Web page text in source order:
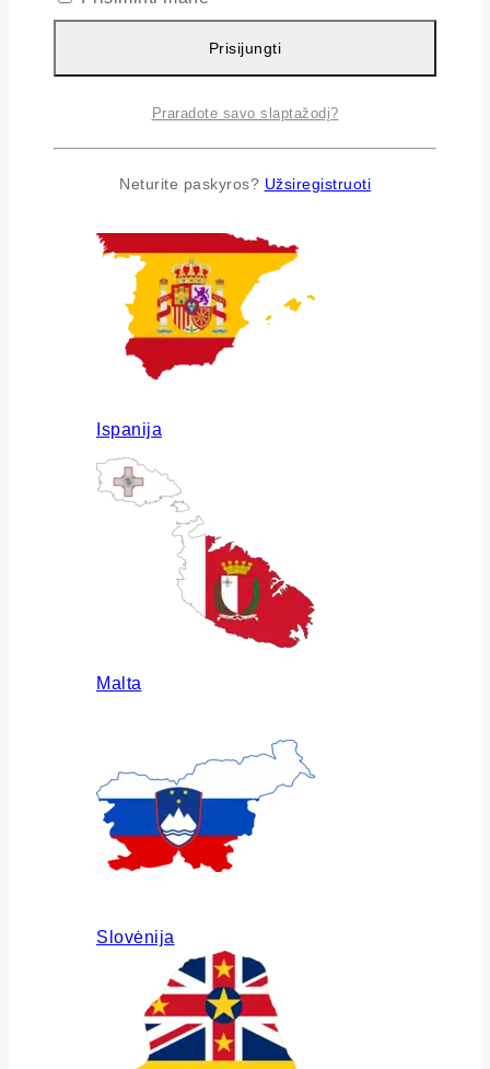
Airija
Ispanija
Malta
Slovėnija
Prisijungti
Praradote savo slaptažodį?
Neturite paskyros? Užsiregistruoti